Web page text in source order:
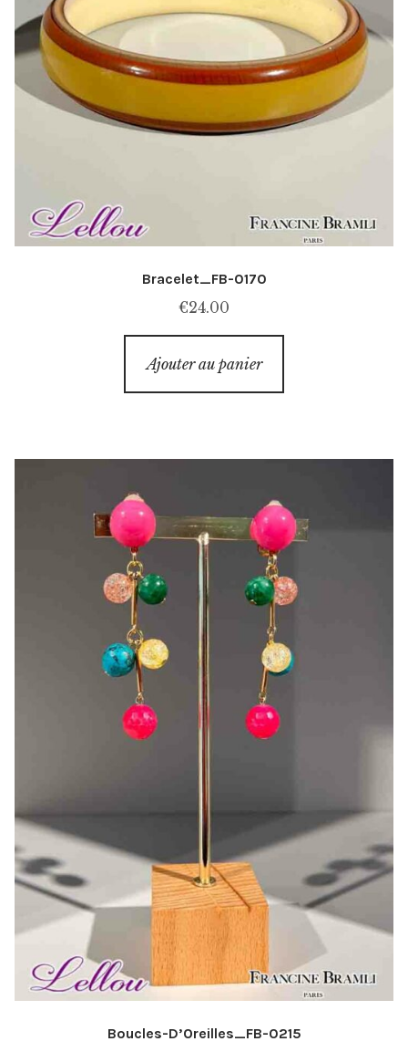
Bracelet_FB-0170
€24.00
Ajouter au panier
Boucles-D’Oreilles_FB-0215